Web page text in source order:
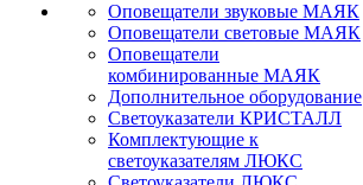
Оповещатели звуковые МАЯК
Оповещатели световые МАЯК
Оповещатели
комбинированные МАЯК
Дополнительное оборудование
Светоуказатели КРИСТАЛЛ
Комплектующие к
светоуказателям ЛЮКС